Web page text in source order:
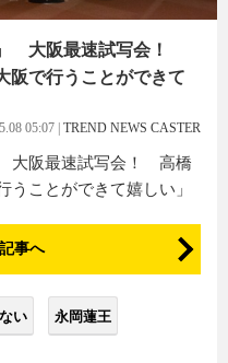
大阪最速試写会！
阪で行うことができて
05:07 TREND NEWS CASTER
大阪最速試写会！ 高橋
うことができて嬉しい」
事へ
い 永岡蓮王